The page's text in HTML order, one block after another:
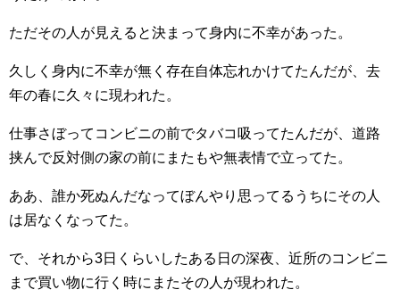
ただその人が見えると決まって身内に不幸があった。
久しく身内に不幸が無く存在自体忘れかけてたんだが、去
年の春に久々に現われた。
仕事さぼってコンビニの前でタバコ吸ってたんだが、道路
挟んで反対側の家の前にまたもや無表情で立ってた。
ああ、誰か死ぬんだなってぼんやり思ってるうちにその人
は居なくなってた。
で、それから3日くらいしたある日の深夜、近所のコンビニ
まで買い物に行く時にまたその人が現われた。